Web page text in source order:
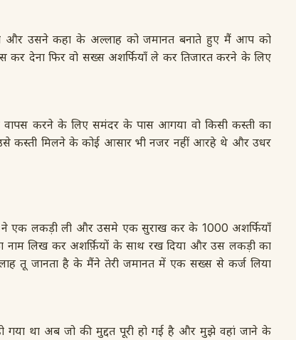
उसने कहा के अल्लाह को जमानत बनाते हुए मैं आप को
कर देना फिर वो सख्स अशर्फियाँ ले कर तिजारत करने के लिए
करने के लिए समंदर के पास आगया वो किसी कस्ती का
कस्ती मिलने के कोई आसार भी नजर नहीं आरहे थे और उधर
ने एक लकड़ी ली और उसमे एक सुराख कर के 1000 अशर्फियाँ
लिख कर अशर्फ़ियों के साथ रख दिया और उस लकड़ी का
तू जानता है के मैंने तेरी जमानत में एक सख्स से कर्ज लिया
गया था अब जो की मुद्दत पूरी हो गई है और मुझे वहां जाने के